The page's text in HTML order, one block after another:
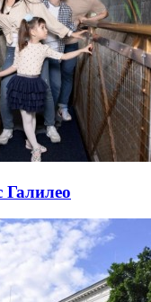
Галилео